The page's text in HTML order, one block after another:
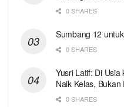
0 SHARES
Sumbang 12
0 SHARES
Yusri Latif: Di
Naik Kelas,
0 SHARES